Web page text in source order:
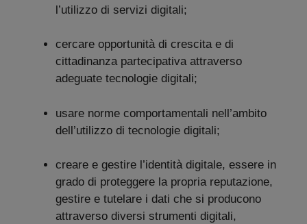
l’utilizzo di servizi digitali;
cercare opportunità di crescita e di
cittadinanza partecipativa attraverso
adeguate tecnologie digitali;
usare norme comportamentali nell’ambito
dell’utilizzo di tecnologie digitali;
creare e gestire l’identità digitale, essere in
grado di proteggere la propria reputazione,
gestire e tutelare i dati che si producono
attraverso diversi strumenti digitali,